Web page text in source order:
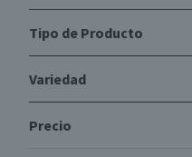
Nacional (1)
Tipo de Producto
Encrespadores
Variedad
Rizadores
Precio